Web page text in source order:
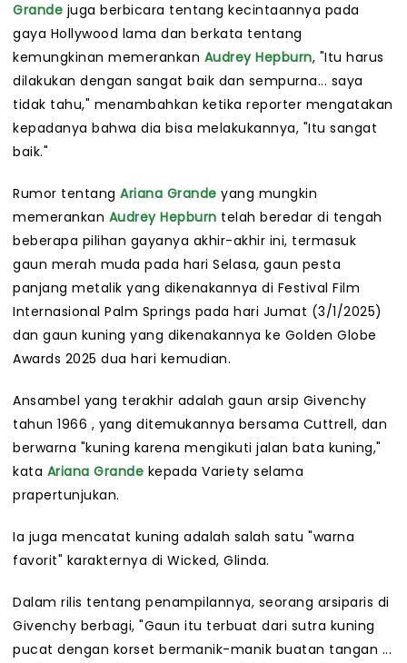
Grande juga berbicara tentang kecintaannya pada
gaya Hollywood lama dan berkata tentang
kemungkinan memerankan Audrey Hepburn, "Itu harus
dilakukan dengan sangat baik dan sempurna... saya
tidak tahu," menambahkan ketika reporter mengatakan
kepadanya bahwa dia bisa melakukannya, "Itu sangat
baik."
Rumor tentang Ariana Grande yang mungkin
memerankan Audrey Hepburn telah beredar di tengah
beberapa pilihan gayanya akhir-akhir ini, termasuk
gaun merah muda pada hari Selasa, gaun pesta
panjang metalik yang dikenakannya di Festival Film
Internasional Palm Springs pada hari Jumat (3/1/2025)
dan gaun kuning yang dikenakannya ke Golden Globe
Awards 2025 dua hari kemudian.
Ansambel yang terakhir adalah gaun arsip Givenchy
tahun 1966 , yang ditemukannya bersama Cuttrell, dan
berwarna "kuning karena mengikuti jalan bata kuning,"
kata Ariana Grande kepada Variety selama
prapertunjukan.
Ia juga mencatat kuning adalah salah satu "warna
favorit" karakternya di Wicked, Glinda.
Dalam rilis tentang penampilannya, seorang arsiparis di
Givenchy berbagi, "Gaun itu terbuat dari sutra kuning
pucat dengan korset bermanik-manik buatan tangan ...